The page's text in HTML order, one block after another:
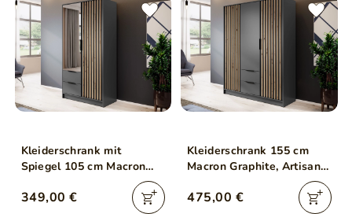
Kleiderschrank mit
Spiegel 105 cm Macron
349,00 €
Kleiderschrank 155 cm
Macron Graphite, Artisan
475,00 €